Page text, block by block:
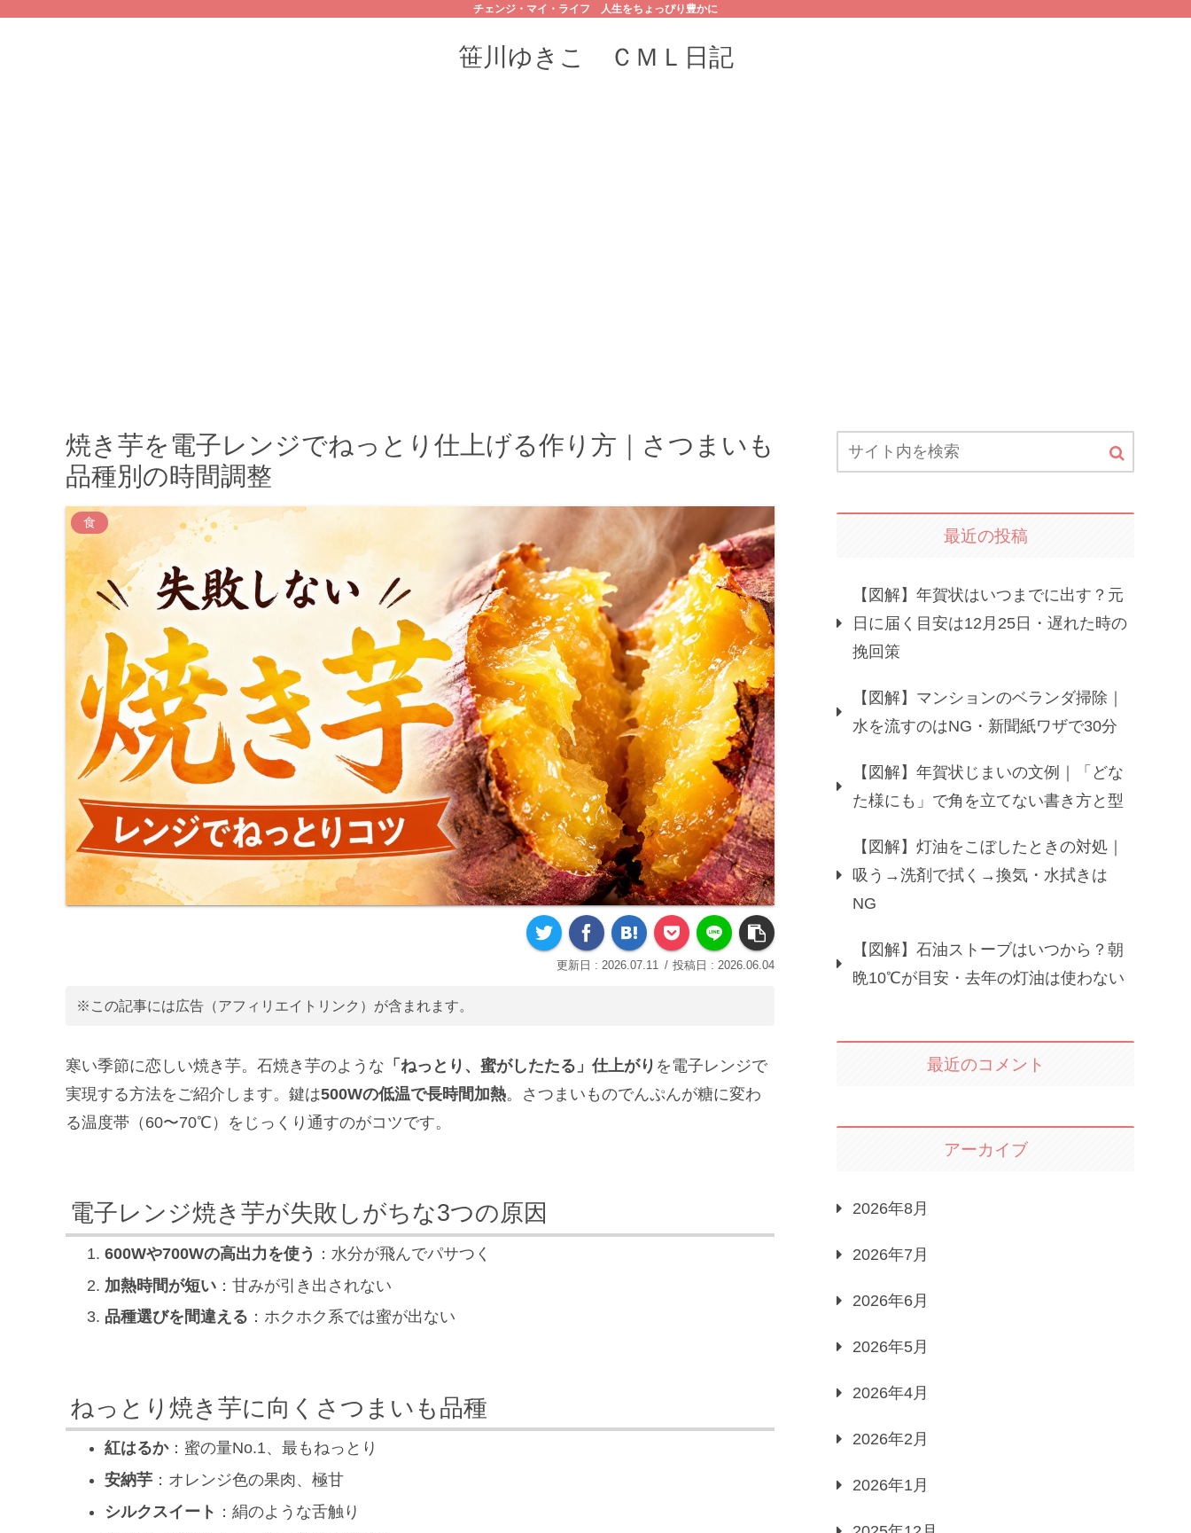
チェンジ・マイ・ライフ 人生をちょっぴり豊かに
笹川ゆきこ ＣＭＬ日記
焼き芋を電子レンジでねっとり仕上げる作り方｜さつまいも
品種別の時間調整
食
2026.07.11 2026.06.04
※この記事には広告（アフィリエイトリンク）が含まれます。
寒い季節に恋しい焼き芋。石焼き芋のような 「ねっとり、蜜がしたたる」仕上がり を電子レンジで
実現する方法をご紹介します。鍵は500Wの低温で長時間加熱。さつまいものでんぷんが糖に変わ
る温度帯（60〜70℃）をじっくり通すのがコツです。
電子レンジ焼き芋が失敗しがちな3つの原因
600Wや700Wの高出力を使う ：水分が飛んでパサつく
加熱時間が短い：甘みが引き出されない
品種選びを間違える ：ホクホク系では蜜が出ない
ねっとり焼き芋に向くさつまいも品種
紅はるか：蜜の量No.1、最もねっとり
安納芋：オレンジ色の果肉、極甘
シルクスイート ：絹のような舌触り
最近の投稿
【図解】年賀状はいつまでに出す？元
日に届く目安は12月25日・遅れた時の
挽回策
【図解】マンションのベランダ掃除｜
水を流すのはNG・新聞紙ワザで30分
【図解】年賀状じまいの文例｜「どな
た様にも」で角を立てない書き方と型
【図解】灯油をこぼしたときの対処｜
吸う→洗剤で拭く→換気・水拭きは
NG
【図解】石油ストーブはいつから？朝
晩10℃が目安・去年の灯油は使わない
最近のコメント
アーカイブ
2026年8月
2026年7月
2026年6月
2026年5月
2026年4月
2026年2月
2026年1月